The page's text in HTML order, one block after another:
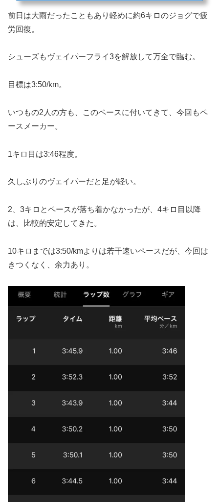
HALF MARATHON）開催日： 令和7年11月16日（日曜日）開催種目：ハー
前日は大雨だったこともあり軽めに約6キロのジョグで疲
労回復。
シューズもヴェイパーフライ3を解放して万全で臨む。
目標は3:50/km。
いつもの2人の方も、このペースに付いてきて、今回もペ
ースメーカー。
1キロ目は3:46程度。
久しぶりのヴェイパーだと足が軽い。
2、3キロとペースが落ち着かなかったが、4キロ目以降
は、比較的安定してきた。
10キロまでは3:50/kmよりは若干速いペースだが、今回は
きつくなく、余力あり。